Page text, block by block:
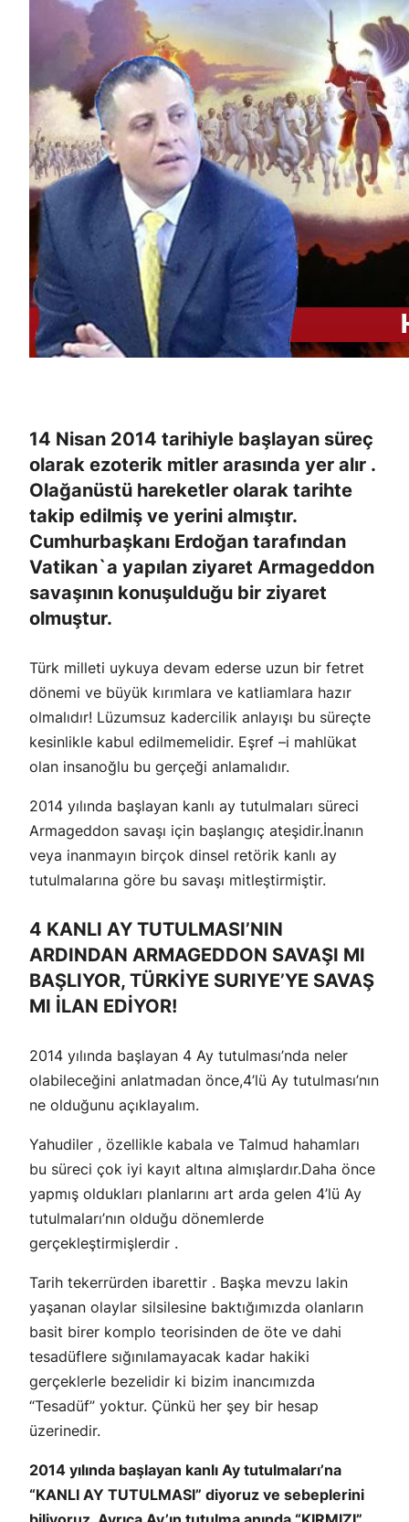
14 Nisan 2014 tarihiyle başlayan süreç
olarak ezoterik mitler arasında yer alır .
Olağanüstü hareketler olarak tarihte
takip edilmiş ve yerini almıştır.
Cumhurbaşkanı Erdoğan tarafından
Vatikan`a yapılan ziyaret Armageddon
savaşının konuşulduğu bir ziyaret
olmuştur.
Türk milleti uykuya devam ederse uzun bir fetret
dönemi ve büyük kırımlara ve katliamlara hazır
olmalıdır! Lüzumsuz kadercilik anlayışı bu süreçte
kesinlikle kabul edilmemelidir. Eşref –i mahlükat
olan insanoğlu bu gerçeği anlamalıdır.
2014 yılında başlayan kanlı ay tutulmaları süreci
Armageddon savaşı için başlangıç ateşidir.İnanın
veya inanmayın birçok dinsel retörik kanlı ay
tutulmalarına göre bu savaşı mitleştirmiştir.
4 KANLI AY TUTULMASI’NIN
ARDINDAN ARMAGEDDON SAVAŞI MI
BAŞLIYOR, TÜRKİYE SURIYE’YE SAVAŞ
MI İLAN EDİYOR!
2014 yılında başlayan 4 Ay tutulması’nda neler
olabileceğini anlatmadan önce,4’lü Ay tutulması’nın
ne olduğunu açıklayalım.
Yahudiler , özellikle kabala ve Talmud hahamları
bu süreci çok iyi kayıt altına almışlardır.Daha önce
yapmış oldukları planlarını art arda gelen 4’lü Ay
tutulmaları’nın olduğu dönemlerde
gerçekleştirmişlerdir .
Tarih tekerrürden ibarettir . Başka mevzu lakin
yaşanan olaylar silsilesine baktığımızda olanların
basit birer komplo teorisinden de öte ve dahi
tesadüflere sığınılamayacak kadar hakiki
gerçeklerle bezelidir ki bizim inancımızda
“Tesadüf” yoktur. Çünkü her şey bir hesap
üzerinedir.
2014 yılında başlayan kanlı Ay tutulmaları’na
“KANLI AY TUTULMASI” diyoruz ve sebeplerini